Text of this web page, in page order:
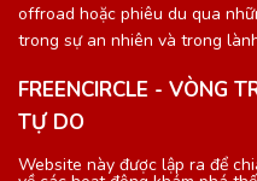
offroad hoặc phiêu du qua
trong sự an nhiên và trong
FREENCIRCLE - VÒNG
TỰ DO
Website này được lập ra để